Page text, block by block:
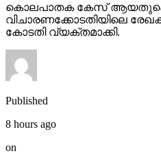
കൊലപാതക കേസ്
വിചാരണക്കോടതിയിലെ
കോടതി വ്യക്തമാക്കി.
Published
8 hours ago
on